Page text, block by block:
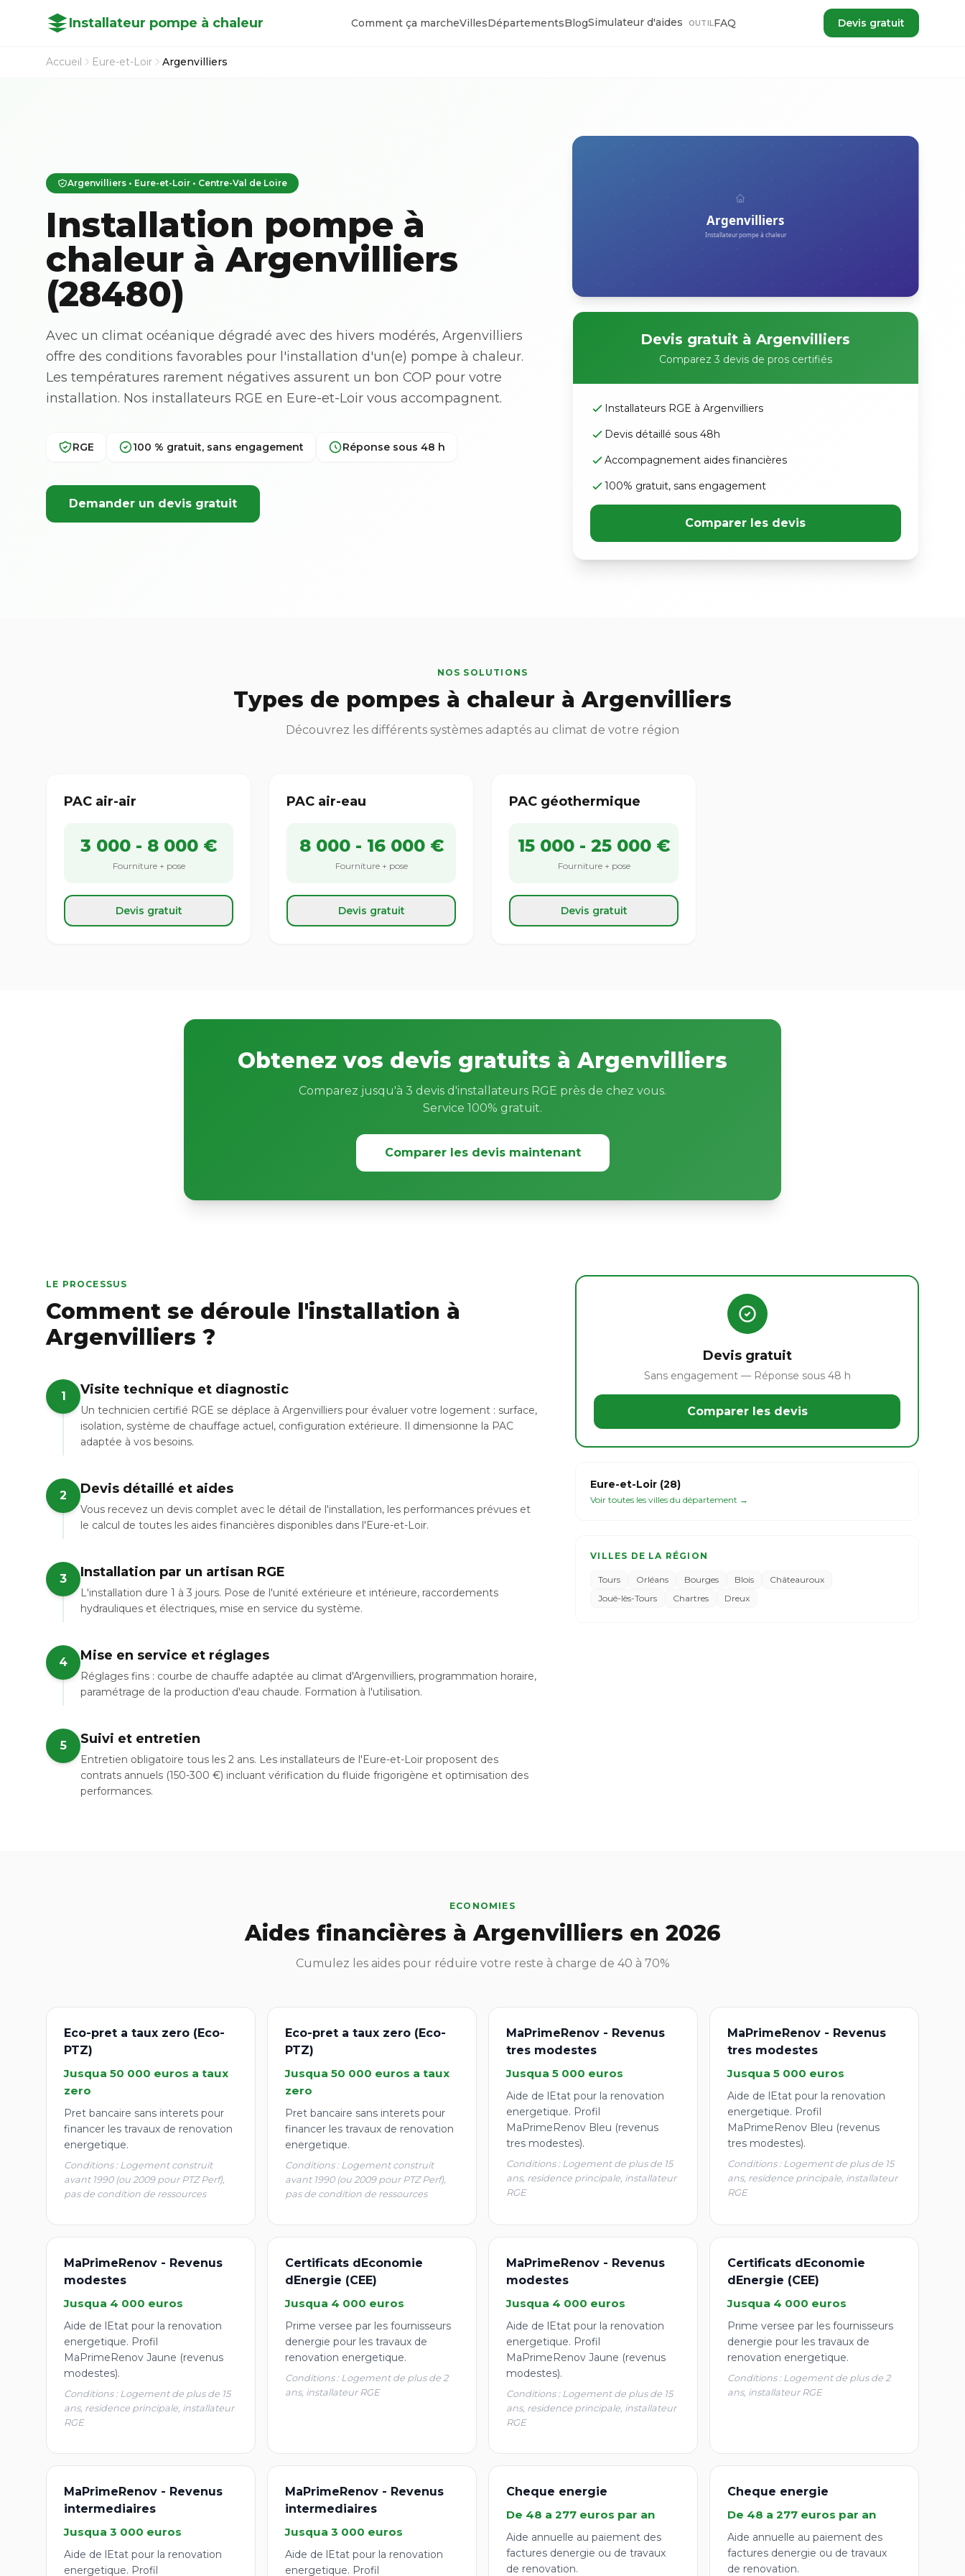
Installateur pompe à chaleur Comment ça marcheVillesDépartementsBlogSimulateur d'aides OUTILFAQ Devis gratuit
Accueil Eure-et-Loir Argenvilliers
Argenvilliers • Eure-et-Loir • Centre-Val de Loire
Installation pompe à
chaleur à Argenvilliers
(28480)
Avec un climat océanique dégradé avec des hivers modérés, Argenvilliers
offre des conditions favorables pour l'installation d'un(e) pompe à chaleur.
Les températures rarement négatives assurent un bon COP pour votre
installation. Nos installateurs RGE en Eure-et-Loir vous accompagnent.
RGE 100 % gratuit, sans engagement Réponse sous 48 h
Demander un devis gratuit
Devis gratuit à Argenvilliers
Comparez 3 devis de pros certifiés
Installateurs RGE à Argenvilliers
Devis détaillé sous 48h
Accompagnement aides financières
100% gratuit, sans engagement
Comparer les devis
NOS SOLUTIONS
Types de pompes à chaleur à Argenvilliers
Découvrez les différents systèmes adaptés au climat de votre région
PAC air-air
3 000 - 8 000 €
Fourniture + pose
Devis gratuit
PAC air-eau
8 000 - 16 000 €
Fourniture + pose
Devis gratuit
PAC géothermique
15 000 - 25 000 €
Fourniture + pose
Devis gratuit
Obtenez vos devis gratuits à Argenvilliers
Comparez jusqu'à 3 devis d'installateurs RGE près de chez vous.
Service 100% gratuit.
Comparer les devis maintenant
LE PROCESSUS
Comment se déroule l'installation à
Argenvilliers ?
1 Visite technique et diagnostic
Un technicien certifié RGE se déplace à Argenvilliers pour évaluer votre logement : surface,
isolation, système de chauffage actuel, configuration extérieure. Il dimensionne la PAC
adaptée à vos besoins.
2 Devis détaillé et aides
Vous recevez un devis complet avec le détail de l'installation, les performances prévues et
le calcul de toutes les aides financières disponibles dans l'Eure-et-Loir.
3 Installation par un artisan RGE
L'installation dure 1 à 3 jours. Pose de l'unité extérieure et intérieure, raccordements
hydrauliques et électriques, mise en service du système.
4 Mise en service et réglages
Réglages fins : courbe de chauffe adaptée au climat d'Argenvilliers, programmation horaire,
paramétrage de la production d'eau chaude. Formation à l'utilisation.
5 Suivi et entretien
Entretien obligatoire tous les 2 ans. Les installateurs de l'Eure-et-Loir proposent des
contrats annuels (150-300 €) incluant vérification du fluide frigorigène et optimisation des
performances.
Devis gratuit
Sans engagement — Réponse sous 48 h
Comparer les devis
Eure-et-Loir (28)
Voir toutes les villes du département →
VILLES DE LA RÉGION
Tours Orléans Bourges Blois
Châteauroux
Joué-lès-Tours
Chartres Dreux
ECONOMIES
Aides financières à Argenvilliers en 2026
Cumulez les aides pour réduire votre reste à charge de 40 à 70%
Eco-pret a taux zero (Eco-
PTZ)
Jusqua 50 000 euros a taux
zero
Pret bancaire sans interets pour
financer les travaux de renovation
energetique.
Conditions : Logement construit
avant 1990 (ou 2009 pour PTZ Perf),
pas de condition de ressources
Eco-pret a taux zero (Eco-
PTZ)
Jusqua 50 000 euros a taux
zero
Pret bancaire sans interets pour
financer les travaux de renovation
energetique.
Conditions : Logement construit
avant 1990 (ou 2009 pour PTZ Perf),
pas de condition de ressources
MaPrimeRenov - Revenus
tres modestes
Jusqua 5 000 euros
Aide de lEtat pour la renovation
energetique. Profil
MaPrimeRenov Bleu (revenus
tres modestes).
Conditions : Logement de plus de 15
ans, residence principale, installateur
RGE
MaPrimeRenov - Revenus
tres modestes
Jusqua 5 000 euros
Aide de lEtat pour la renovation
energetique. Profil
MaPrimeRenov Bleu (revenus
tres modestes).
Conditions : Logement de plus de 15
ans, residence principale, installateur
RGE
MaPrimeRenov - Revenus
modestes
Jusqua 4 000 euros
Aide de lEtat pour la renovation
energetique. Profil
MaPrimeRenov Jaune (revenus
modestes).
Conditions : Logement de plus de 15
ans, residence principale, installateur
RGE
Certificats dEconomie
dEnergie (CEE)
Jusqua 4 000 euros
Prime versee par les fournisseurs
denergie pour les travaux de
renovation energetique.
Conditions : Logement de plus de 2
ans, installateur RGE
MaPrimeRenov - Revenus
modestes
Jusqua 4 000 euros
Aide de lEtat pour la renovation
energetique. Profil
MaPrimeRenov Jaune (revenus
modestes).
Conditions : Logement de plus de 15
ans, residence principale, installateur
RGE
Certificats dEconomie
dEnergie (CEE)
Jusqua 4 000 euros
Prime versee par les fournisseurs
denergie pour les travaux de
renovation energetique.
Conditions : Logement de plus de 2
ans, installateur RGE
MaPrimeRenov - Revenus
intermediaires
Jusqua 3 000 euros
Aide de lEtat pour la renovation
energetique. Profil
MaPrimeRenov - Revenus
intermediaires
Jusqua 3 000 euros
Aide de lEtat pour la renovation
energetique. Profil
Cheque energie
De 48 a 277 euros par an
Aide annuelle au paiement des
factures denergie ou de travaux
de renovation.
Cheque energie
De 48 a 277 euros par an
Aide annuelle au paiement des
factures denergie ou de travaux
de renovation.